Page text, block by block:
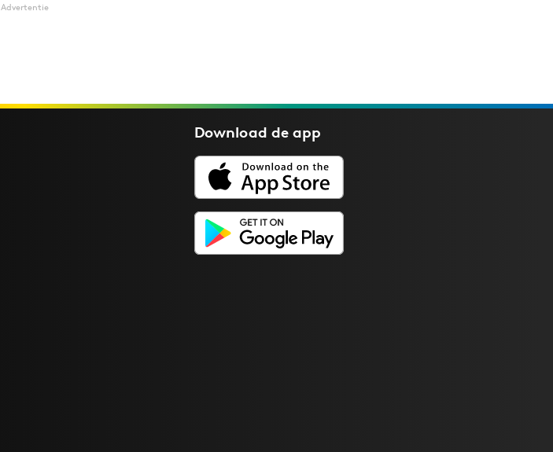
Advertentie
Download deapp